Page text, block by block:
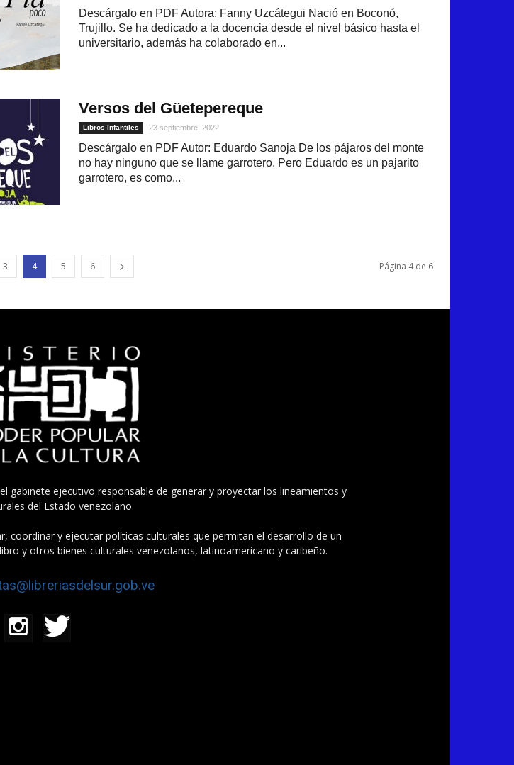
Descárgalo en PDF Autora: Fanny Uzcátegui Nació en Boconó,
Trujillo. Se ha dedicado a la docencia desde el nivel básico hasta el
universitario, además ha colaborado en...
Versos del Güetepereque
Libros Infantiles 23 septiembre, 2022
Descárgalo en PDF Autor: Eduardo Sanoja De los pájaros del monte
no hay ninguno que se llame garrotero. Pero Eduardo es un pajarito
garrotero, es como...
3 4 5 6 Página 4 de 6
gabinete ejecutivo responsable de generar y proyectar los lineamientos y
del Estado venezolano.
coordinar y ejecutar políticas culturales que permitan el desarrollo de un
y otros bienes culturales venezolanos, latinoamericano y caribeño.